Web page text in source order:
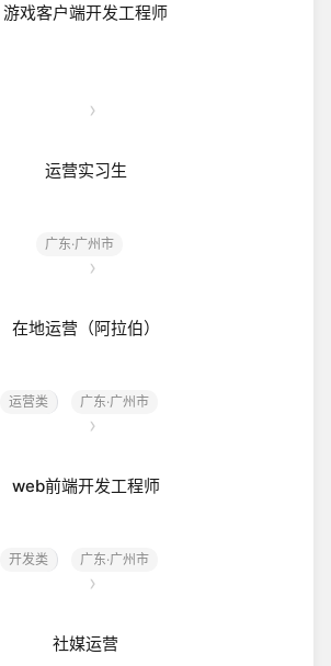
游戏客户端开发工程师
运营实习生
广东·广州市
在地运营（阿拉伯）
运营类 广东·广州市
web前端开发工程师
开发类 广东·广州市
社媒运营